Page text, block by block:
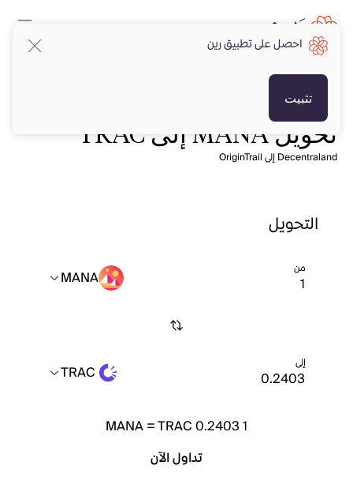
تحويل MANA إلى TRAC
Decentraland إلى OriginTrail
التحويل
من MANA
إلى TRAC
1
MANA=TRAC 0.2403
تداول الآن
احصل على تطبيق رين
تثبيت